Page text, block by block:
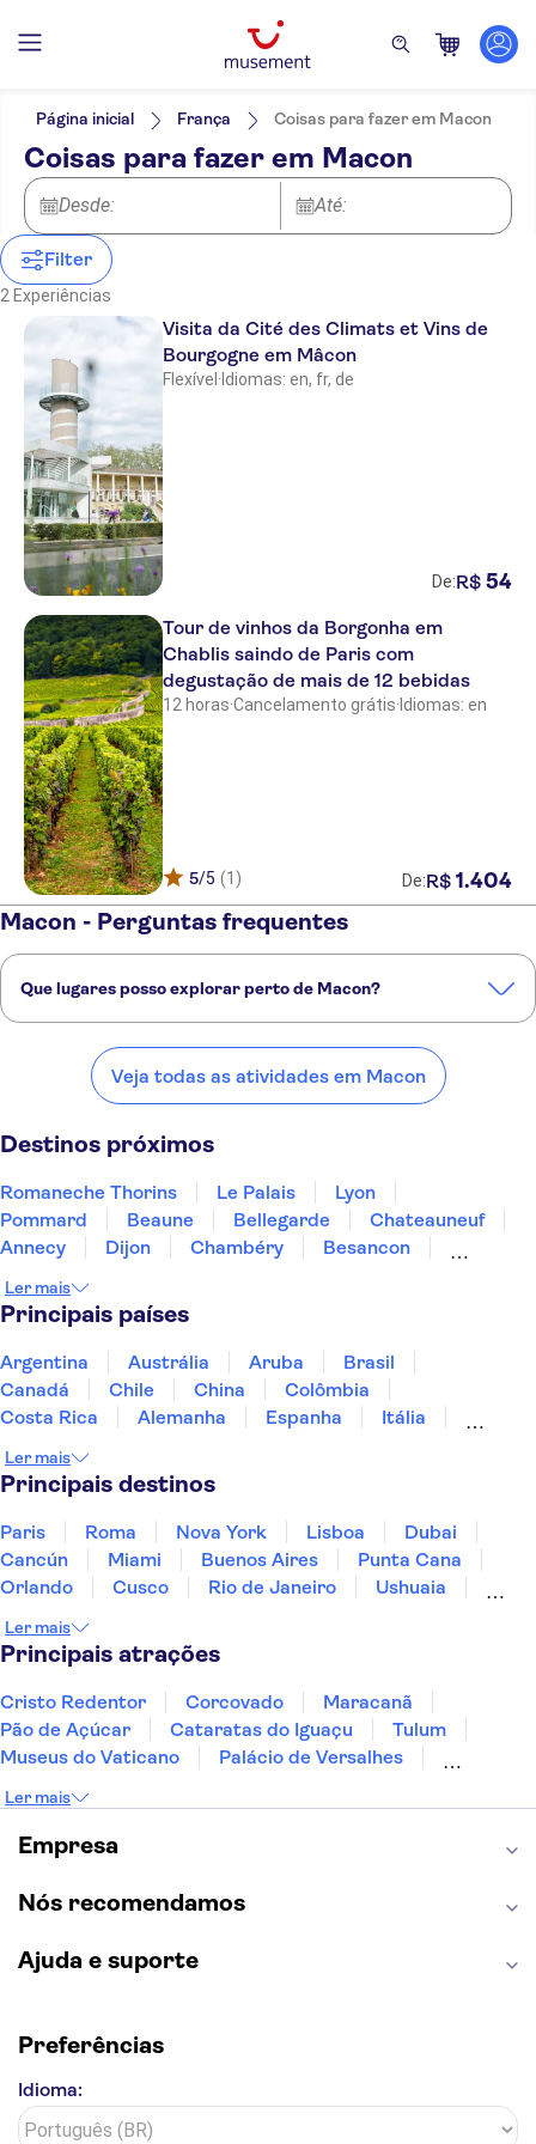
Filtros
NO-PICKUP
Opções de ingressos
Confirmação instantânea
Local touch
Dia chuvoso
Cancelamento gratuito
Atividades
Excursões e passeios de um dia
Gastronomia
Idomas
Inglês
Francês
Página inicial França Coisas para fazer em Macon
Coisas para fazer em Macon
Desde: Até:
Filter
2 Experiências
Visita da Cité des Climats et Vins de
Bourgogne em Mâcon
Flexível · Idiomas: en, fr, de
De:R$ 54
Tour de vinhos da Borgonha em
Chablis saindo de Paris com
degustação de mais de 12 bebidas
12 horas·Cancelamento grátis· Idiomas: en
5/5 (1) De:R$ 1 .404
Macon - Perguntas frequentes
Que lugares posso explorar perto de Macon?
Romaneche Thorins Beaune
Veja todas as atividades em Macon
Destinos próximos
Romaneche Thorins Le Palais
Lyon
Pommard
Beaune Bellegarde
Chateauneuf
Annecy
Dijon Chambéry
Besancon
Ler mais
Principais países
Argentina Austrália Aruba
Brasil
Canadá
Chile China
Colômbia
Costa Rica
Alemanha Espanha
Itália
Panamá
Peru
Ler mais
Principais destinos
Paris Roma Nova York Lisboa
Dubai
Cancún
Miami Buenos Aires
Punta Cana
Orlando
Cusco Rio de Janeiro
Ushuaia
Fernando de Noronha
Ler mais
Principais atrações
Cristo Redentor Corcovado
Maracanã
Pão de Açúcar
Cataratas do Iguaçu
Tulum
Museus do Vaticano
Palácio de Versalhes
Museu do Louvre
Sagrada Família
Estátua da Liberdade
Torre de Belém
Discovery Cove
Ler mais
Empresa
Nós recomendamos
Ajuda e suporte
Preferências
Idioma: